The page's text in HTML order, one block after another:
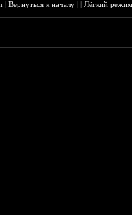
|Вернуться к началу ||Лёгкий